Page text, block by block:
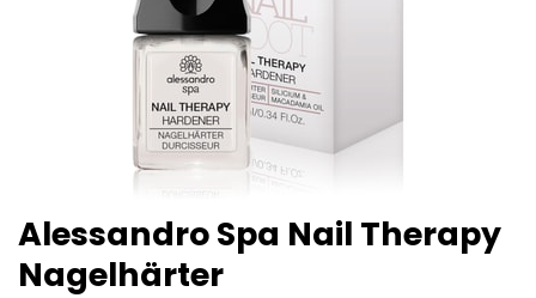
Alessandro Spa Nail Therapy
Nagelhärter